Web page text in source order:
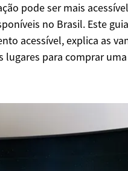
pode ser mais
no Brasil. Este
acessível, explica as
para comprar